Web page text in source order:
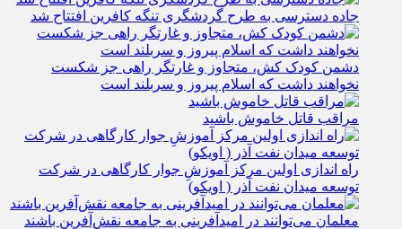
جاده دسترسی به طرح گردشگری تنگه کافرین افتتاح شد
دشمن کودک کش، متجاوز و غارتگر راهی جز شکست
نخواهند داشت که اسلام پیروز و سربلند است
مراقب قاتل خاموش باشید
راه اندازی اولین مرکز آموزشِ جوار کارگاهی در شرکت
توسعه میدان نفت آذر ( اویکو)
معلمان می‌توانند در امیدآفرینی به جامعه نقش‌آفرین باشند